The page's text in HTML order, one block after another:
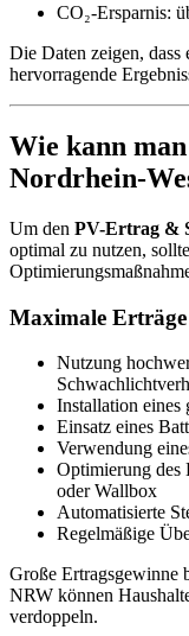
CO₂-Ersparnis:
Die Daten zeigen,
hervorragende
Wie kann
Nordrhein-
Um den PV-Ertrag &
optimal zu nutzen,
Maximale
Nutzung
Installation eines
Einsatz eines
Verwendung
Optimierung des
oder Wallbox
Automatisierte
Regelmäßige
Große Ertragsgewinne
NRW können
verdoppeln.